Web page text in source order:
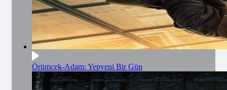
Örümcek-Adam: Yepyeni Bir Gün